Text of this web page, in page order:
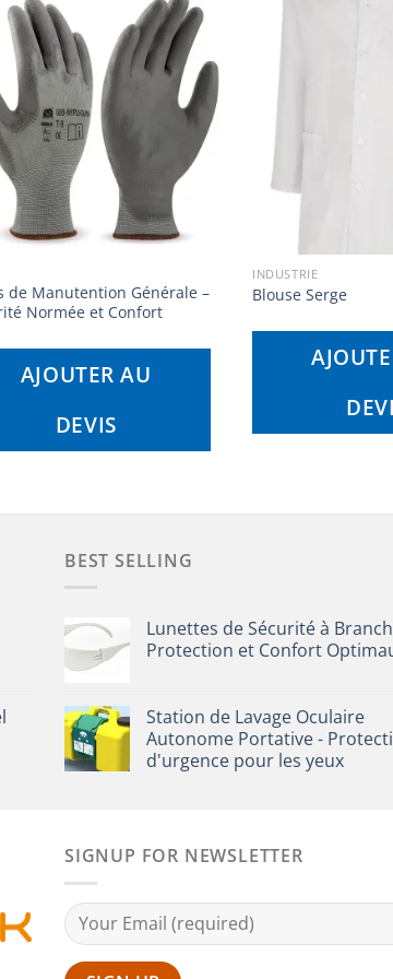
de Manutention Générale –
Normée et Confort
AJOUTER AU
DEVIS
INDUSTRIE
Blouse Serge
BEST SELLING
Lunettes de Sécurité à
Protection et Confort
Station de Lavage Oculaire
Autonome Portative -
d'urgence pour les yeux
SIGNUP FOR NEWSLETTER